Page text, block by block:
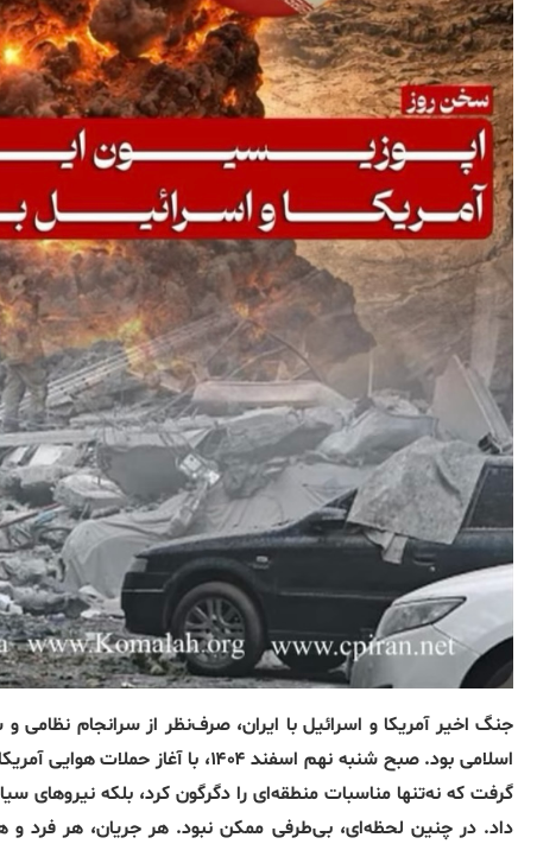
جنگ اخیر آمریکا و اسرائیل با ایران، صرف‌نظر از سرانجام
اسلامی بود. صبح شنبه نهم اسفند
گرفت که نه‌تنها مناسبات منطقه‌ای را دگرگون کرد، بلکه نیروهای
داد. در چنین لحظه‌ای، بی‌طرفی ممکن نبود. هر جریان، هر فرد و